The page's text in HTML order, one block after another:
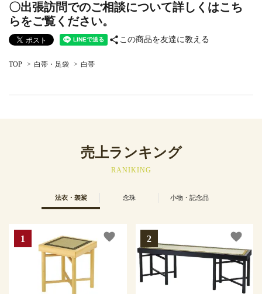
〇出張訪問でのご相談について詳しくはこち
らをご覧ください。
share この商品を友達に教える
TOP > 白帯・足袋 > 白帯
売上ランキング
RANIKING
法衣・袈裟 念珠 小物・記念品
favorite favorite